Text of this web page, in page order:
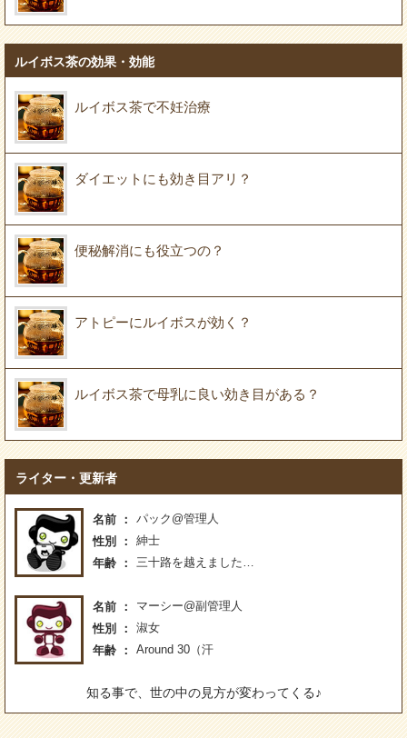
ルイボス茶の効果・効能
ルイボス茶で不妊治療
ダイエットにも効き目アリ？
便秘解消にも役立つの？
アトピーにルイボスが効く？
ルイボス茶で母乳に良い効き目がある？
ライター・更新者
名前
パック@管理人
性別
紳士
年齢
三十路を越えました…
名前
マーシー@副管理人
性別
淑女
年齢
Around 30（汗
知る事で、世の中の見方が変わってくる♪